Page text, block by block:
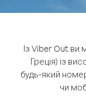
Із Viber Out ви
Греція) із
будь-який
чи